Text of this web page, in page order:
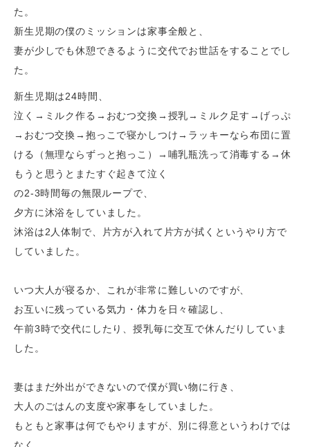
た。
新生児期の僕のミッションは家事全般と、
妻が少しでも休憩できるように交代でお世話をすることでし
た。
新生児期は24時間、
泣く→ミルク作る→おむつ交換→授乳→ミルク足す→げっぷ
→おむつ交換→抱っこで寝かしつけ→ラッキーなら布団に置
ける（無理ならずっと抱っこ）→哺乳瓶洗って消毒する→休
もうと思うとまたすぐ起きて泣く
の2-3時間毎の無限ループで、
夕方に沐浴をしていました。
沐浴は2 人体制で、片方が入れて片方が拭くというやり方で
していました。
いつ大人が寝るか、これが非常に難しいのですが、
お互いに残っている気力・体力を日々確認し、
午前3時で交代にしたり、授乳毎に交互で休んだりしていま
した。
妻はまだ外出ができないので僕が買い物に行き、
大人のごはんの支度や家事をしていました。
もともと家事は何でもやりますが、別に得意というわけでは